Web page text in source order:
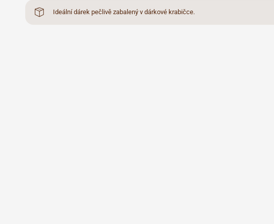
Ideální dárek pečlivě zabalený v dárkové krabičce.